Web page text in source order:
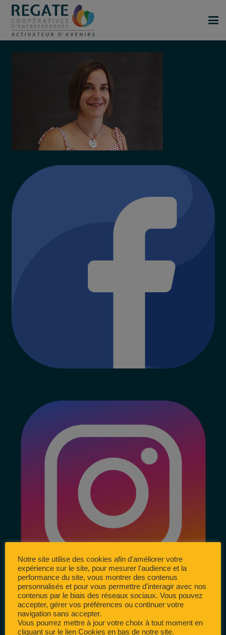
Notre site utilise des cookies afin d'améliorer votre
expérience sur le site, pour mesurer l'audience et la
performance du site, vous montrer des contenus
personnalisés et pour vous permettre d'interagir avec nos
contenus par le biais des réseaux sociaux. Vous pouvez
accepter, gérer vos préférences ou continuer votre
navigation sans accepter.
Vous pourrez mettre à jour votre choix à tout moment en
cliquant sur le lien Cookies en bas de notre site.